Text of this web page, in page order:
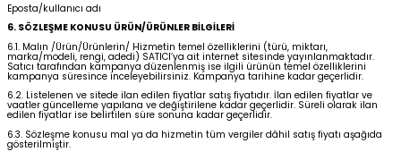
Eposta/kullanıcı adı
6. SÖZLEŞME KONUSU ÜRÜN/ÜRÜNLER BİLGİLERİ
6.1. Malın /Ürün/Ürünlerin/ Hizmetin temel özelliklerini (türü, miktarı,
marka/modeli, rengi, adedi) SATICI’ya ait internet sitesinde yayınlanmaktadır.
Satıcı tarafından kampanya düzenlenmiş ise ilgili ürünün temel özelliklerini
kampanya süresince inceleyebilirsiniz. Kampanya tarihine kadar geçerlidir.
6.2. Listelenen ve sitede ilan edilen fiyatlar satış fiyatıdır. İlan edilen fiyatlar ve
vaatler güncelleme yapılana ve değiştirilene kadar geçerlidir. Süreli olarak ilan
edilen fiyatlar ise belirtilen süre sonuna kadar geçerlidir.
6.3. Sözleşme konusu mal ya da hizmetin tüm vergiler dâhil satış fiyatı aşağıda
gösterilmiştir.